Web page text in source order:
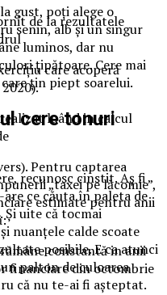
de la rezultatele
care acoperă
luând in calcul
Pentru captarea
„taxei pe lăcomie”,
estimate pentru anii
constantă in anii
financiare din octombrie
gust, poți alege o
senin, alb și un singur
luminos, dar nu
țipătoare. Cere mai
țin piept soarelui.
cere tonuri
recunosc cinstit. Aș fi
ce căuta în paleta de
Și uite că tocmai
nuanțele calde scoate
posibile. E ca atunci
palton de culoarea
că nu te-ai fi așteptat.